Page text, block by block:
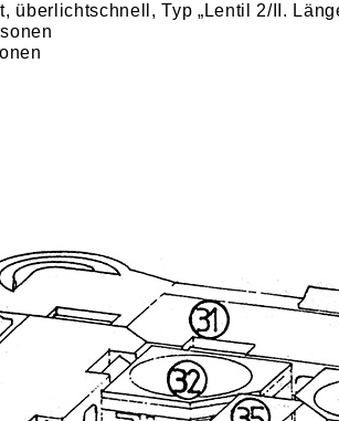
überlichtschnell, Typ „Lentil 2/II.